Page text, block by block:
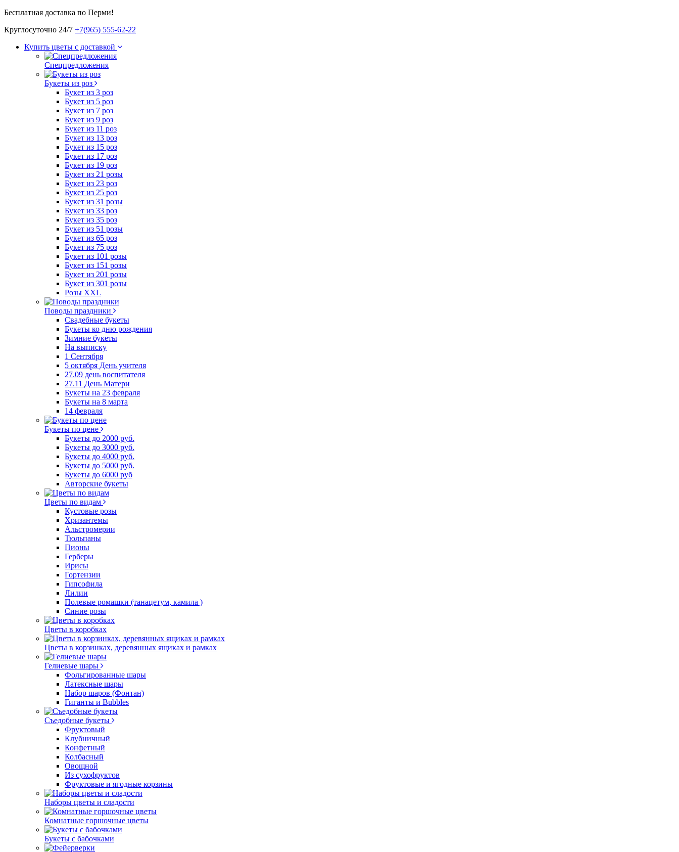
Бесплатная доставка по Перми!
Круглосуточно 24/7 +7(965) 555-62-22
Купить цветы с доставкой
Спецпредложения
Букеты из роз
Букет из 3 роз
Букет из 5 роз
Букет из 7 роз
Букет из 9 роз
Букет из 11 роз
Букет из 13 роз
Букет из 15 роз
Букет из 17 роз
Букет из 19 роз
Букет из 21 розы
Букет из 23 роз
Букет из 25 роз
Букет из 31 розы
Букет из 33 роз
Букет из 35 роз
Букет из 51 розы
Букет из 65 роз
Букет из 75 роз
Букет из 101 розы
Букет из 151 розы
Букет из 201 розы
Букет из 301 розы
Розы XXL
Поводы праздники
Свадебные букеты
Букеты ко дню рождения
Зимние букеты
На выписку
1 Сентября
5 октября День учителя
27.09 день воспитателя
27.11 День Матери
Букеты на 23 февраля
Букеты на 8 марта
14 февраля
Букеты по цене
Букеты до 2000 руб.
Букеты до 3000 руб.
Букеты до 4000 руб.
Букеты до 5000 руб.
Букеты до 6000 руб
Авторские букеты
Цветы по видам
Кустовые розы
Хризантемы
Альстромерии
Тюльпаны
Пионы
Герберы
Ирисы
Гортензии
Гипсофила
Лилии
Полевые ромашки (танацетум, камила )
Синие розы
Цветы в коробках
Цветы в корзинках, деревянных ящиках и рамках
Гелиевые шары
Фольгированные шары
Латексные шары
Набор шаров (Фонтан)
Гиганты и Bubbles
Съедобные букеты
Фруктовый
Клубничный
Конфетный
Колбасный
Овощной
Из сухофруктов
Фруктовые и ягодные корзины
Наборы цветы и сладости
Комнатные горшочные цветы
Букеты с бабочками